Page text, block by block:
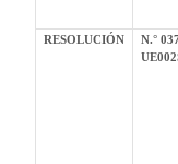
RESOLUCIÓN
N.°